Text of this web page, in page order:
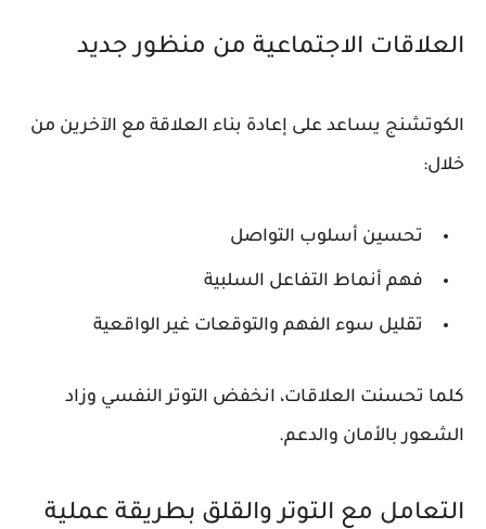
العلاقات الاجتماعية من منظور جديد
الكوتشنج يساعد على إعادة بناء العلاقة مع الآخرين من
خلال:
تحسين أسلوب التواصل
فهم أنماط التفاعل السلبية
تقليل سوء الفهم والتوقعات غير الواقعية
كلما تحسنت العلاقات، انخفض التوتر النفسي وزاد
الشعور بالأمان والدعم.
التعامل مع التوتر والقلق بطريقة عملية